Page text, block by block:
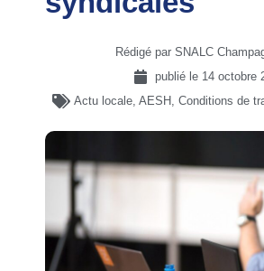
Rédigé par SNALC
publié le 14 octobre
Actu locale, AESH , Conditions de